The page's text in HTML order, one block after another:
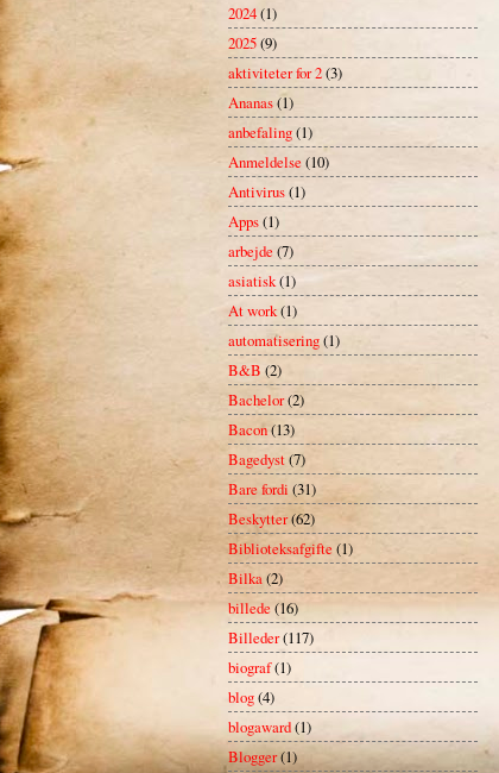
2024(1)
2025(9)
aktiviteter for 2(3)
Ananas(1)
anbefaling(1)
Anmeldelse(10)
Antivirus(1)
Apps(1)
arbejde (7)
asiatisk(1)
At work(1)
automatisering(1)
B&B (2)
Bachelor(2)
Bacon(13)
Bagedyst(7)
Bare fordi (31)
Beskytter(62)
Biblioteksafgifte (1)
Bilka(2)
billede (16)
Billeder(117)
biograf(1)
blog(4)
blogaward(1)
Blogger(1)